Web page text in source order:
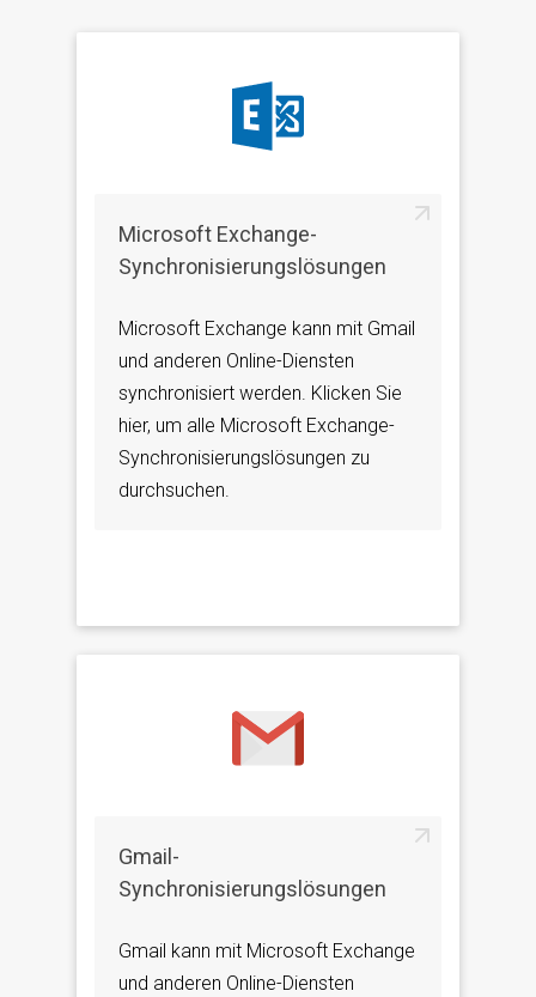
Microsoft Exchange-
Synchronisierungslösungen
Microsoft Exchange kann mit Gmail
und anderen Online-Diensten
synchronisiert werden. Klicken Sie
hier, um alle Microsoft Exchange-
Synchronisierungslösungen zu
durchsuchen.
Gmail-
Synchronisierungslösungen
Gmail kann mit Microsoft Exchange
und anderen Online-Diensten